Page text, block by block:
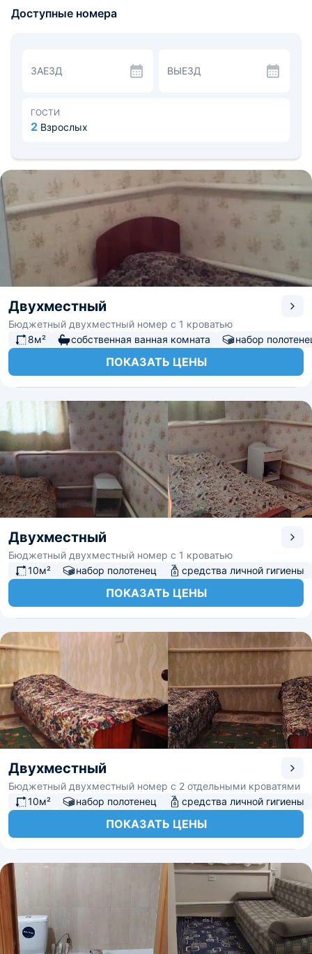
приезжают, чтобы покататься на лыжах.
Для размещения предлагаются уютные номера
техникой. Санузел оснащен стандартным набором
сантехники.
посетить заведения общественного питания, которые
находятся поблизости.
До центра города на автомобиле можно добраться за
30-40 минут. Расстояние до железнодорожного
вокзала Саратов-1 составит 12 км, а до аэропорта
около 15 километров.
Доступные номера
ЗАЕЗД ВЫЕЗД
ГОСТИ
2 Взрослых
Двухместный
Бюджетный двухместный номер с 1 кроватью
8м²
собственная ванная комната набор
ПОКАЗАТЬ ЦЕНЫ
Двухместный
Бюджетный двухместный номер с 1 кроватью
10м²
набор полотенец средства личной гигиены
ПОКАЗАТЬ ЦЕНЫ
Двухместный
Бюджетный двухместный номер с 2 отдельными кроватями
10м²
набор полотенец средства личной гигиены
ПОКАЗАТЬ ЦЕНЫ